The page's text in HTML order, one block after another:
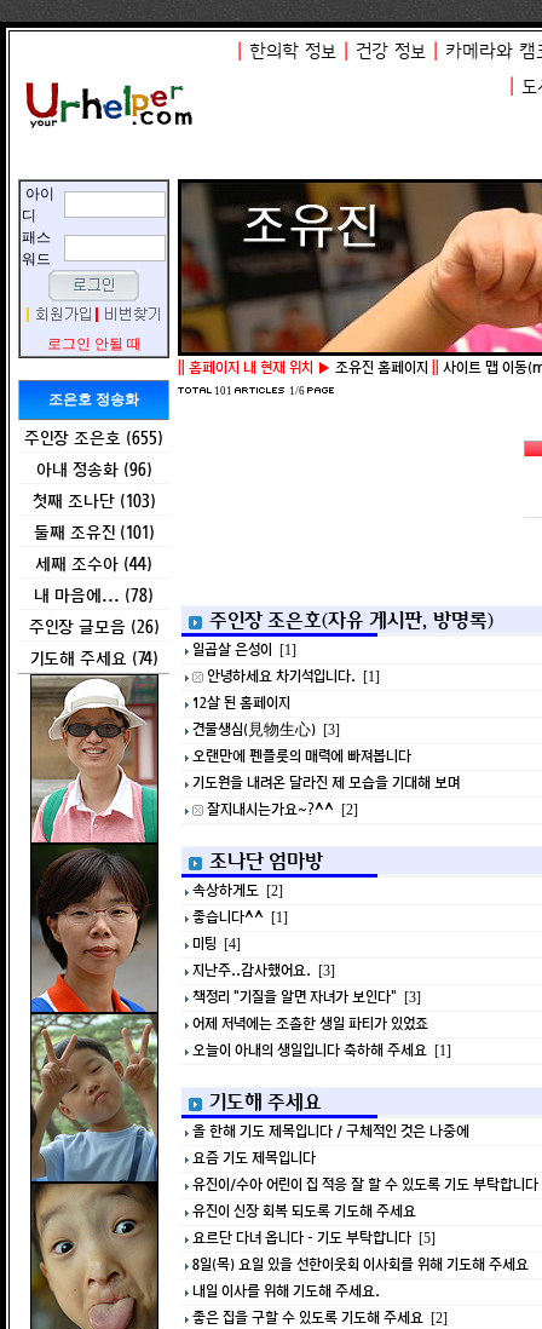
한의학 정보 건강 정보
카메라와 캠
도
아이
디
패스
워드
로그인 안될 때
조은호 정송화
주인장 조은호 (655)
아내 정송화 (96)
첫째 조나단 (103)
둘째 조유진 (101)
세째 조수아 (44)
내 마음에... (78)
주인장 글모음 (26)
기도해 주세요 (74)
홈페이지 내 현재 위치 ▶ 조유진 홈페이지 사이트 맵 이
101 1/6
주인장 조은호(자유 게시판, 방명록)
일곱살 은성이 [1]
안녕하세요 차기석입니다. [1]
12살 된 홈페이지
견물생심(見物生心) [3]
오랜만에 펜플룻의 매력에 빠져봅니다
기도원을 내려온 달라진 제 모습을 기대해 보며
잘지내시는가요~?^^ [2]
조나단 엄마방
속상하게도 [2]
좋습니다^^ [1]
미팅 [4]
지난주..감사했어요. [3]
책정리 "기질을 알면 자녀가 보인다" [3]
어제 저녁에는 조촐한 생일 파티가 있었죠
오늘이 아내의 생일입니다 축하해 주세요 [1]
기도해 주세요
올 한해 기도 제목입니다 / 구체적인 것은 나중에
요즘 기도 제목입니다
유진이/수아 어린이 집 적응 잘 할 수 있도록 기도 부탁합니다
유진이 신장 회복 되도록 기도해 주세요
요르단 다녀 옵니다 - 기도 부탁합니다 [5]
8일(목) 요일 있을 선한이웃회 이사회를 위해 기도해 주세요
내일 이사를 위해 기도해 주세요.
좋은 집을 구할 수 있도록 기도해 주세요 [2]